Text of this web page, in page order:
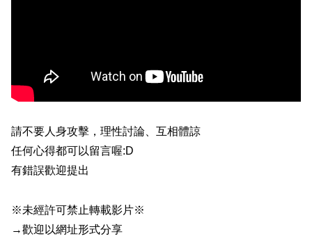
請不要人身攻擊，理性討論、互相體諒
任何心得都可以留言喔:D
有錯誤歡迎提出
※未經許可禁止轉載影片※
→歡迎以網址形式分享